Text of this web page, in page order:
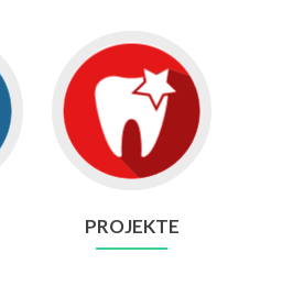
Gehe
zu
Projekte
PROJEKTE